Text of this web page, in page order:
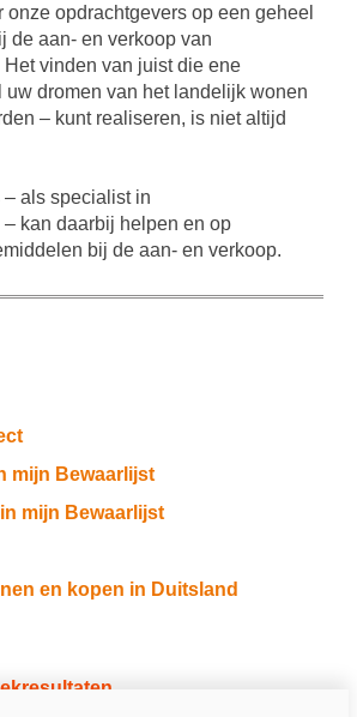
opdrachtgevers op een geheel
de aan- en verkoop van
vinden van juist die ene
dromen van het landelijk wonen
– kunt realiseren, is niet altijd
– als specialist in
kan daarbij helpen en op
bij de aan- en verkoop.
mijn Bewaarlijst
mijn Bewaarlijst
en kopen in Duitsland